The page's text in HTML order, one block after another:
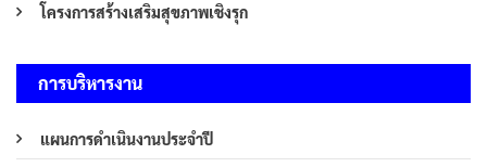
โครงการสร้างเสริมสุขภาพเชิงรุก
การบริหารงาน
แผนการดำเนินงานประจำปี